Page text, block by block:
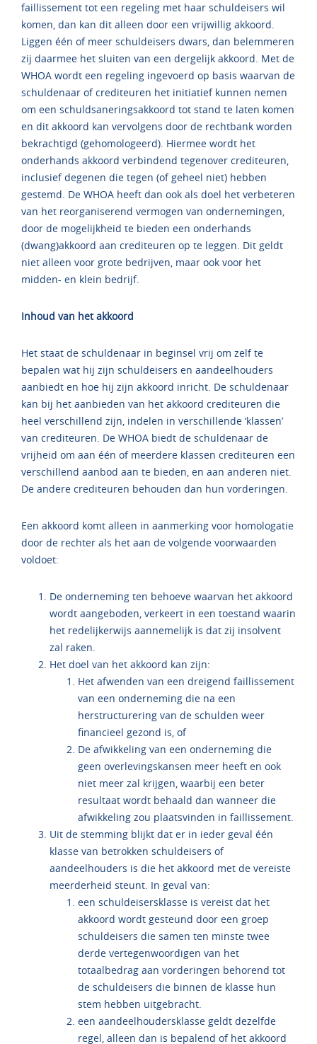
faillissement tot een regeling met haar schuldeisers wil
komen, dan kan dit alleen door een vrijwillig akkoord.
Liggen één of meer schuldeisers dwars, dan belemmeren
zij daarmee het sluiten van een dergelijk akkoord. Met de
WHOA wordt een regeling ingevoerd op basis waarvan de
schuldenaar of crediteuren het initiatief kunnen nemen
om een schuldsaneringsakkoord tot stand te laten komen
en dit akkoord kan vervolgens door de rechtbank worden
bekrachtigd (gehomologeerd). Hiermee wordt het
onderhands akkoord verbindend tegenover crediteuren,
inclusief degenen die tegen (of geheel niet) hebben
gestemd. De WHOA heeft dan ook als doel het verbeteren
van het reorganiserend vermogen van ondernemingen,
door de mogelijkheid te bieden een onderhands
(dwang)akkoord aan crediteuren op te leggen. Dit geldt
niet alleen voor grote bedrijven, maar ook voor het
midden- en klein bedrijf.
Inhoud van het akkoord
Het staat de schuldenaar in beginsel vrij om zelf te
bepalen wat hij zijn schuldeisers en aandeelhouders
aanbiedt en hoe hij zijn akkoord inricht. De schuldenaar
kan bij het aanbieden van het akkoord crediteuren die
heel verschillend zijn, indelen in verschillende ‘klassen’
van crediteuren. De WHOA biedt de schuldenaar de
vrijheid om aan één of meerdere klassen crediteuren een
verschillend aanbod aan te bieden, en aan anderen niet.
De andere crediteuren behouden dan hun vorderingen.
Een akkoord komt alleen in aanmerking voor homologatie
door de rechter als het aan de volgende voorwaarden
voldoet:
De onderneming ten behoeve waarvan het akkoord
wordt aangeboden, verkeert in een toestand waarin
het redelijkerwijs aannemelijk is dat zij insolvent
zal raken.
Het doel van het akkoord kan zijn:
Het afwenden van een dreigend faillissement
van een onderneming die na een
herstructurering van de schulden weer
financieel gezond is, of
De afwikkeling van een onderneming die
geen overlevingskansen meer heeft en ook
niet meer zal krijgen, waarbij een beter
resultaat wordt behaald dan wanneer die
afwikkeling zou plaatsvinden in faillissement.
Uit de stemming blijkt dat er in ieder geval één
klasse van betrokken schuldeisers of
aandeelhouders is die het akkoord met de vereiste
meerderheid steunt. In geval van:
een schuldeisersklasse is vereist dat het
akkoord wordt gesteund door een groep
schuldeisers die samen ten minste twee
derde vertegenwoordigen van het
totaalbedrag aan vorderingen behorend tot
de schuldeisers die binnen de klasse hun
stem hebben uitgebracht.
een aandeelhoudersklasse geldt dezelfde
regel, alleen dan is bepalend of het akkoord